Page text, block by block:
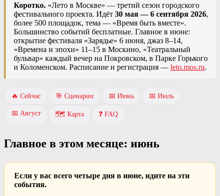
Коротко. «Лето в Москве» — третий сезон городского
фестивального проекта. Идёт 30 мая — 6 сентября 2026,
более 500 площадок, тема — «Время быть вместе».
Большинство событий бесплатные. Главное в июне:
открытие фестиваля «Зарядье» 6 июня, джаз 8–14,
«Времена и эпохи» 11–15 в Москино, «Театральный
бульвар» каждый вечер на Покровском, в Парке Горького
и Коломенском. Расписание и регистрация — leto.mos.ru.
🔥 Сейчас 🎯 Сценарии 📅 Июнь 📅 Июль
📅 Август 🗺 Карта ❓ FAQ
Главное в этом месяце: июнь
Если у вас всего четыре дня в июне, идите на эти
события.